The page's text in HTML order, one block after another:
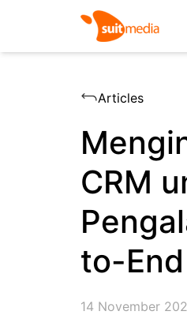
Articles
CRM
to-End
14 November